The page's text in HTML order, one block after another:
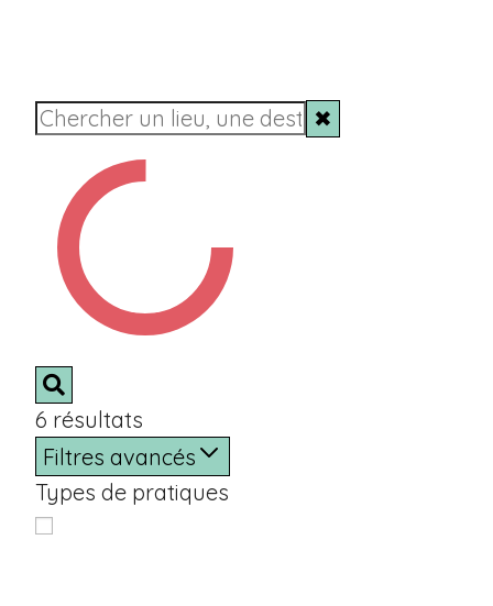
✖
6 résultats
Filtres avancés
Types de pratiques